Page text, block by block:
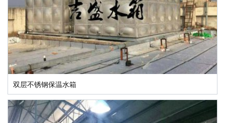
双层不锈钢保温水箱